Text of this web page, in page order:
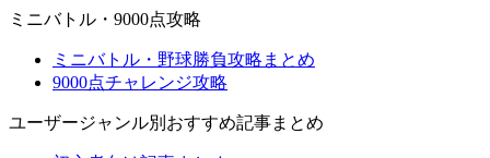
ミニバトル・9000点攻略
ミニバトル・野球勝負攻略まとめ
9000点チャレンジ攻略
ユーザージャンル別おすすめ記事まとめ